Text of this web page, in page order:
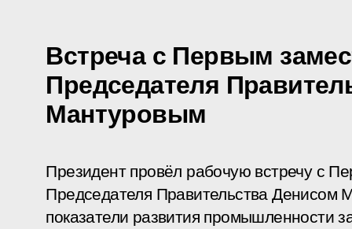
Встреча с Первым
Председателя
Мантуровым
Президент провёл рабочую встречу с
Председателя Правительства Денисом
показатели развития промышленности